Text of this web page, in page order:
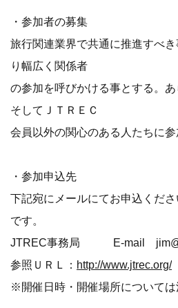
・参加者の募集
旅行関連業界で共通に推進すべ
り幅広く関係者
の参加を呼びかける事とする。あ
そしてＪＴＲＥＣ
会員以外の関心のある人たちに
・参加申込先
下記宛にメールにてお申込くだ
です。
JTREC事務局 E-mail
参照ＵＲＬ： http://www.jtrec.org/
※開催日時・開催場所について